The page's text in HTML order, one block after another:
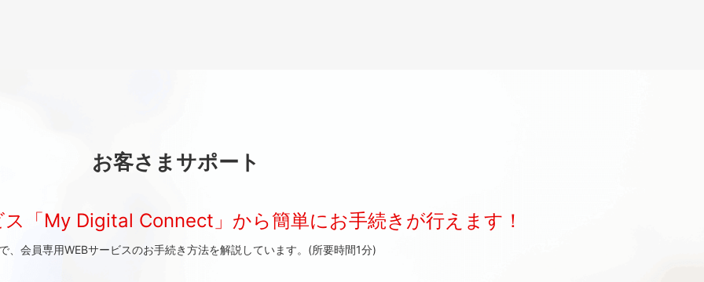
お客さまサポート
「My Digital Connect」 から簡単にお手続きが行えます！
、会員専用WEBサービスのお手続き方法を解説しています。(所要時間1分)